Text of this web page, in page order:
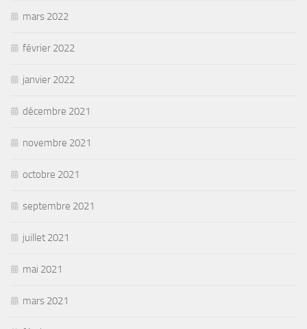
mars 2022
février 2022
janvier 2022
décembre 2021
novembre 2021
octobre 2021
septembre 2021
juillet 2021
mai 2021
mars 2021